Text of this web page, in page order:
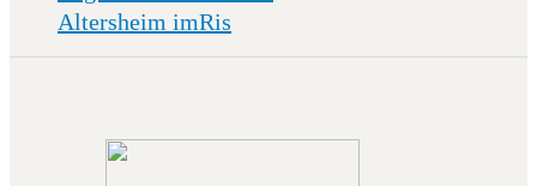
Altersheim imRis